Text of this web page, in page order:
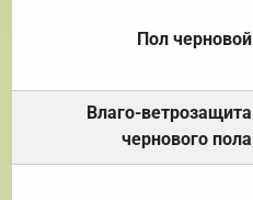
Пол черновой
Влаго-ветрозащита
чернового пола